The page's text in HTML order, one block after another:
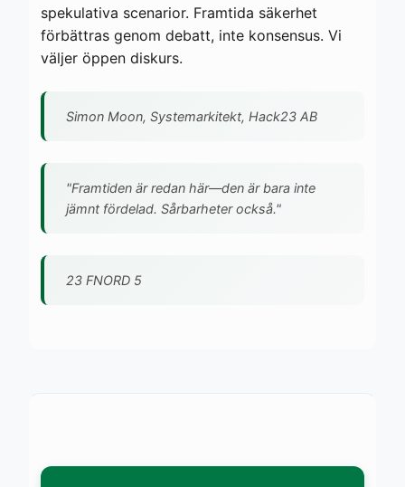
spekulativa scenarior. Framtida säkerhet
förbättras genom debatt, inte konsensus. Vi
väljer öppen diskurs.
Simon Moon, Systemarkitekt, Hack23 AB
"Framtiden är redan här—den är bara inte
jämnt fördelad. Sårbarheter också."
23 FNORD 5